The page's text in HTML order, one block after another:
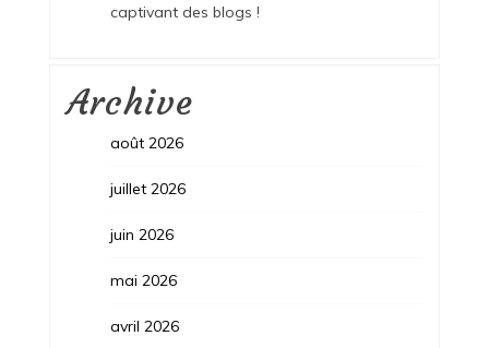
captivant des blogs !
Archive
août 2026
juillet 2026
juin 2026
mai 2026
avril 2026